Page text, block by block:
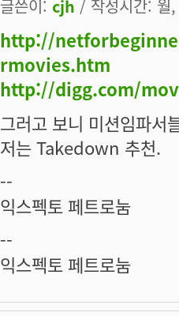
글쓴이: cjh / 작성시간:
http://
rmovies.htm
http://digg.com/
그러고 보니 미션임파서
저는 Takedown 추천.
--
익스펙토 페트로눔
--
익스펙토 페트로눔